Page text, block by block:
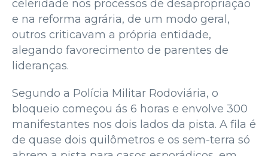
celeridade nos processos de desapropriação
e na reforma agrária, de um modo geral,
outros criticavam a própria entidade,
alegando favorecimento de parentes de
lideranças.
Segundo a Polícia Militar Rodoviária, o
bloqueio começou ás 6 horas e envolve 300
manifestantes nos dois lados da pista. A fila é
de quase dois quilômetros e os sem-terra só